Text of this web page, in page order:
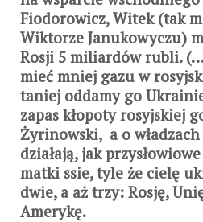
Fiodorowicz, Witek (tak
Wiktorze Janukowyczu)
Rosji 5 miliardów rubli.
mieć mniej gazu w
taniej oddamy go
zapas kłopoty rosyjskiej
Żyrinowski, a o
działają, jak
matki ssie, tyle że cielę
dwie, a aż trzy: Rosję,
Amerykę.